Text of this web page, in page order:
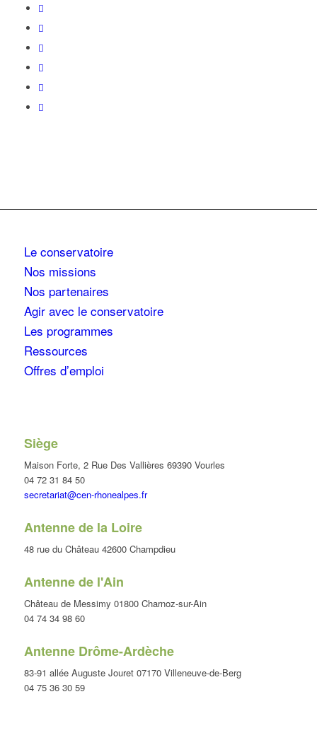
Le conservatoire
Nos missions
Nos partenaires
Agir avec le conservatoire
Les programmes
Ressources
Offres d’emploi
Siège
Maison Forte, 2 Rue Des Vallières 69390 Vourles
04 72 31 84 50
secretariat@cen-rhonealpes.fr
Antenne de la Loire
48 rue du Château 42600 Champdieu
Antenne de l'Ain
Château de Messimy 01800 Charnoz-sur-Ain
04 74 34 98 60
Antenne Drôme-Ardèche
83-91 allée Auguste Jouret 07170 Villeneuve-de-Berg
04 75 36 30 59